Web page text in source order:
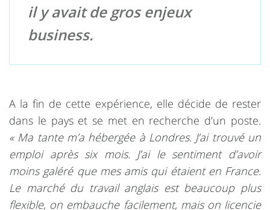
il y avait de gros enjeux
business.
A la fin de cette expérience, elle décide de rester
dans le pays et se met en recherche d’un poste.
« Ma tante m’a hébergée à Londres. J’ai trouvé un
emploi après six mois. J’ai le sentiment d’avoir
moins galéré que mes amis qui étaient en France.
Le marché du travail anglais est beaucoup plus
flexible, on embauche facilement, mais on licencie